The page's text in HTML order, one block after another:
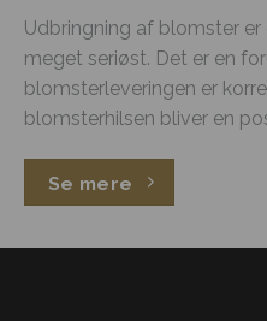
Udbringning af blomster
meget seriøst. Det er en
blomsterleveringen er
blomsterhilsen bliver en
Se mere